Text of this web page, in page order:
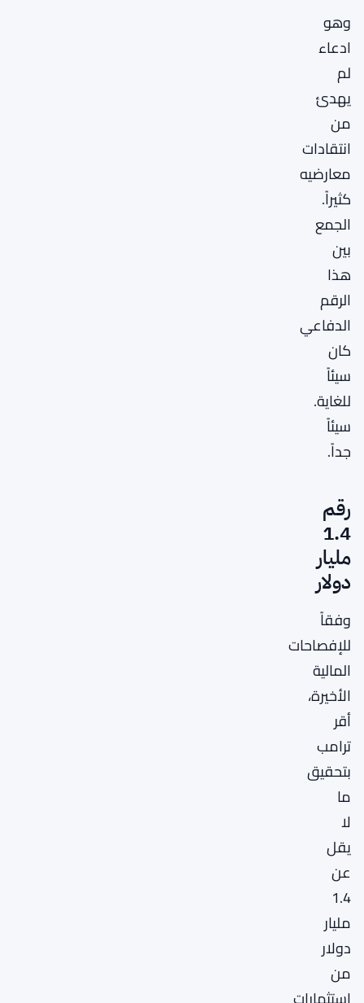
وهو
ادعاء
لم
يهدئ
من
انتقادات
معارضيه
كثيراً.
الجمع
بين
هذا
الرقم
الدفاعي
كان
سيئاً
للغاية.
سيئاً
جداً.
رقم
1.4
مليار
دولار
وفقاً
للإفصاحات
المالية
الأخيرة،
أقر
ترامب
بتحقيق
ما
لا
يقل
عن
1.4
مليار
دولار
من